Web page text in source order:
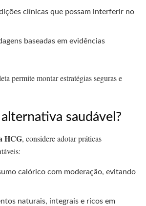
clínicas que possam interferir no
baseadas em evidências
permite montar estratégias seguras e
saudável?
HCG, considere adotar práticas
calórico com moderação, evitando
naturais, integrais e ricos em